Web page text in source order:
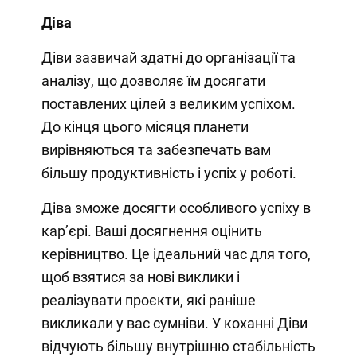
Діва
Діви зазвичай здатні до організації та
аналізу, що дозволяє їм досягати
поставлених цілей з великим успіхом.
До кінця цього місяця планети
вирівняються та забезпечать вам
більшу продуктивність і успіх у роботі.
Діва зможе досягти особливого успіху в
кар’єрі. Ваші досягнення оцінить
керівництво. Це ідеальний час для того,
щоб взятися за нові виклики і
реалізувати проєкти, які раніше
викликали у вас сумніви. У коханні Діви
відчують більшу внутрішню стабільність